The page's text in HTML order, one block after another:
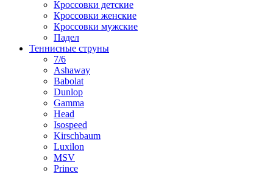
Кроссовки детские
Кроссовки женские
Кроссовки мужские
Падел
Теннисные струны
7/6
Ashaway
Babolat
Dunlop
Gamma
Head
Isospeed
Kirschbaum
Luxilon
MSV
Prince